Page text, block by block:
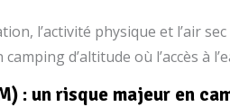
l’activité physique et l’air
d’altitude où l’accès à
: un risque majeur en